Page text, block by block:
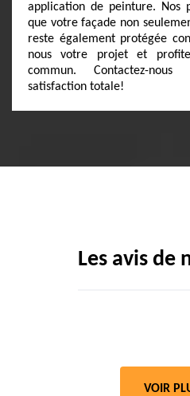
application de peinture. Nos
que votre façade non
reste également protégée
nous votre projet et
commun. Contactez-
satisfaction totale!
Les avis de
VOIR